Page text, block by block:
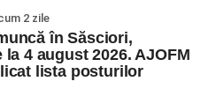
2 zile
în Săsciori,
4 august 2026. AJOFM
lista posturilor